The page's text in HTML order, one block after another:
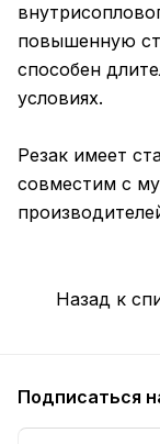
повышенную
способен
условиях.
Резак имеет
совместим с
Назад к
Подписаться